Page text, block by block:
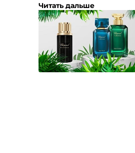
Парфюм сочетает в себе
букета, но и
удивительный
мужественности и
верхними нотами
благоуханиями
композицию дополнит
бальзамического
Читать дальше